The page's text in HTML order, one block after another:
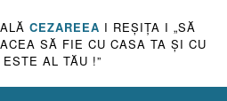
CEZAREEA I REŞIŢA I „SĂ
SĂ FIE CU CASA TA ŞI CU
AL TĂU !”